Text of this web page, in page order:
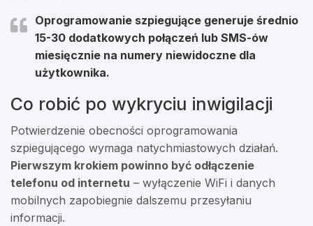
Oprogramowanie szpiegujące generuje średnio
15-30 dodatkowych połączeń lub SMS-ów
miesięcznie na numery niewidoczne dla
użytkownika.
Co robić po wykryciu inwigilacji
Potwierdzenie obecności oprogramowania
szpiegującego wymaga natychmiastowych działań.
Pierwszym krokiem powinno być odłączenie
telefonu od internetu – wyłączenie WiFi i danych
mobilnych zapobiegnie dalszemu przesyłaniu
informacji.